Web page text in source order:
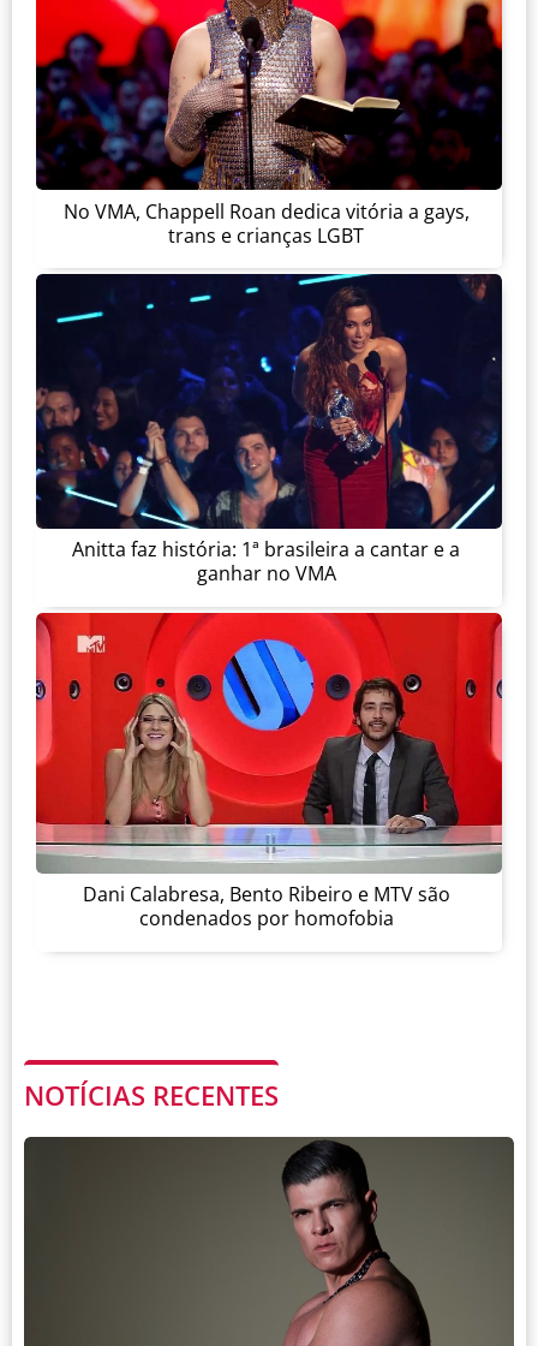
No VMA, Chappell Roan dedica vitória a gays,
trans e crianças LGBT
Anitta faz história: 1ª brasileira a cantar e a
ganhar no VMA
Dani Calabresa, Bento Ribeiro e MTV são
condenados por homofobia
NOTÍCIAS RECENTES